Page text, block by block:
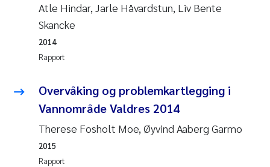
Elisabeth Støhle Rødland
Marit Villø
Nathalie Marquesin-Risbakk
Atle Hindar, Jarle Håvardstun, Liv Bente
Skancke
Rapport
2014
Overvåking og problemkartlegging i
Vannområde Valdres 2014
Therese Fosholt Moe, Øyvind Aaberg Garmo
Rapport
2015